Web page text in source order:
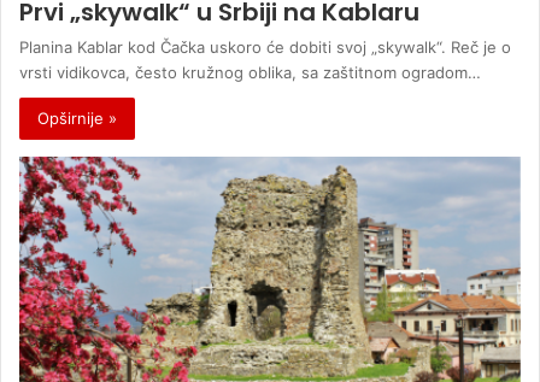
Prvi „skywalk“ u Srbiji na Kablaru
Planina Kablar kod Čačka uskoro će dobiti svoj „skywalk“. Reč je o
vrsti vidikovca, često kružnog oblika, sa zaštitnom ogradom…
Opširnije »